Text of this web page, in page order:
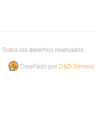
| Todos los derechos reservados
Diseñado por D&D Serveis